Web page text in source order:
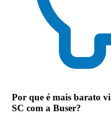
Por que é mais barato
SC com a Buser?